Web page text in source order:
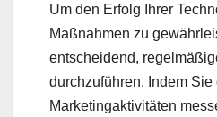
Um den Erfolg Ihrer
Maßnahmen zu
entscheidend,
durchzuführen. Indem
Marketingaktivitäten